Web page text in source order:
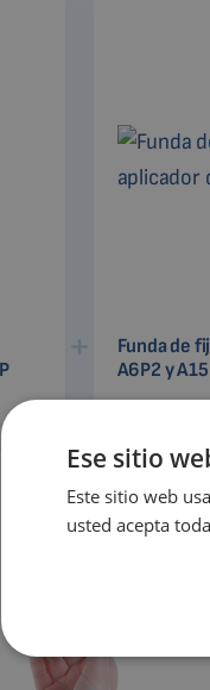
Funda de
A6P2 y
Ese sitio
Este sitio web
usted acepta